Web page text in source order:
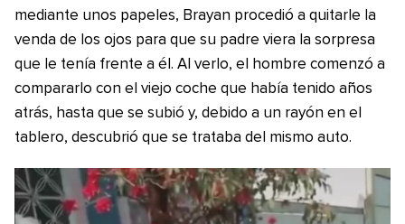
mediante unos papeles, Brayan procedió a quitarle la
venda de los ojos para que su padre viera la sorpresa
que le tenía frente a él. Al verlo, el hombre comenzó a
compararlo con el viejo coche que había tenido años
atrás, hasta que se subió y, debido a un rayón en el
tablero, descubrió que se trataba del mismo auto.